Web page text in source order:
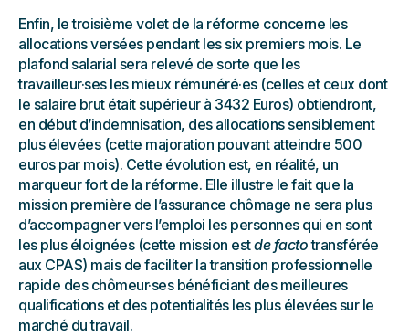
Enfin, le troisième volet de la réforme concerne les
allocations versées pendant les six premiers mois. Le
plafond salarial sera relevé de sorte que les
travailleur·ses les mieux rémunéré·es (celles et ceux dont
le salaire brut était supérieur à 3432 Euros) obtiendront,
en début d’indemnisation, des allocations sensiblement
plus élevées (cette majoration pouvant atteindre 500
euros par mois). Cette évolution est, en réalité, un
marqueur fort de la réforme. Elle illustre le fait que la
mission première de l’assurance chômage ne sera plus
d’accompagner vers l’emploi les personnes qui en sont
les plus éloignées (cette mission estde factotransférée
aux CPAS) mais de faciliter la transition professionnelle
rapide des chômeur·ses bénéficiant des meilleures
qualifications et des potentialités les plus élevées sur le
marché du travail.